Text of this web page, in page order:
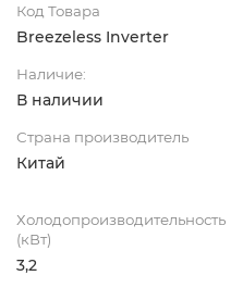
Код Товара
Breezeless Inverter
Наличие:
В наличии
Страна производитель
Китай
Холодопроизводительность
(кВт)
3,2